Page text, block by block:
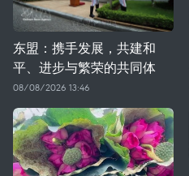
东盟：携手发展，共建和
平、进步与繁荣的共同体
08/08/2026 13:46